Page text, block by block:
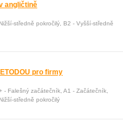
angličtině
středně pokročilý, B2 - Vyšší-středně
pro firmy
- Falešný začátečník, A1 - Začátečník,
středně pokročilý